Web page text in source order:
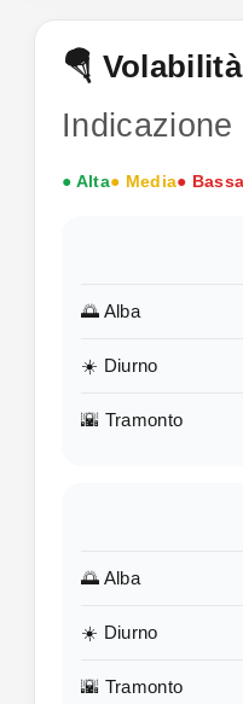
🪂
● Alta● Media● Bassa
🌅 Alba
☀️ Diurno
🌇 Tramonto
🌅 Alba
☀️ Diurno
🌇 Tramonto